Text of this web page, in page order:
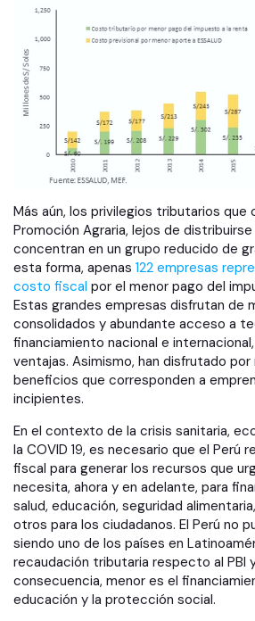
Más aún, los privilegios tributarios que
Promoción Agraria, lejos de
concentran en un grupo reducido de
esta forma, apenas 122 empresas
costo fiscal por el menor pago del
Estas grandes empresas disfrutan de
consolidados y abundante acceso a
financiamiento nacional e
ventajas. Asimismo, han disfrutado
beneficios que corresponden a
incipientes.
En el contexto de la crisis sanitaria,
la COVID 19, es necesario que el Perú
fiscal para generar los recursos que
necesita, ahora y en adelante, para
salud, educación, seguridad
otros para los ciudadanos. El Perú no
siendo uno de los países en
recaudación tributaria respecto al PBI
consecuencia, menor es el
educación y la protección social.